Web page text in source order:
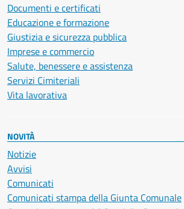
Documenti e certificati
Educazione e formazione
Giustizia e sicurezza pubblica
Imprese e commercio
Salute, benessere e assistenza
Servizi Cimiteriali
Vita lavorativa
NOVITÀ
Notizie
Avvisi
Comunicati
Comunicati stampa della Giunta Comunale